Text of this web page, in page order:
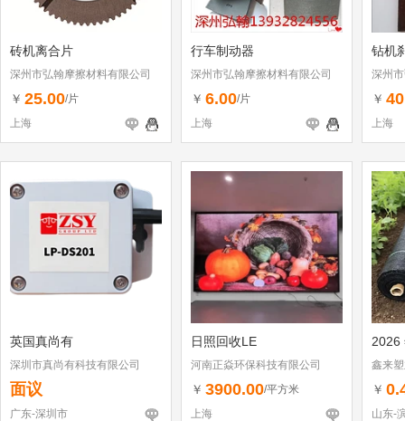
砖机离合片
深州市弘翰摩擦材料有限公司
￥ 25.00/片
上海
行车制动器
深州市弘翰摩擦材料有限公司
￥ 6.00/片
上海
钻机
深州
￥
上海
英国真尚有
深圳市真尚有科技有限公司
面议
广东-深圳市
日照回收LE
河南正焱环保科技有限公司
￥ 3900.00/平方米
上海
2026
鑫来
￥
山东-